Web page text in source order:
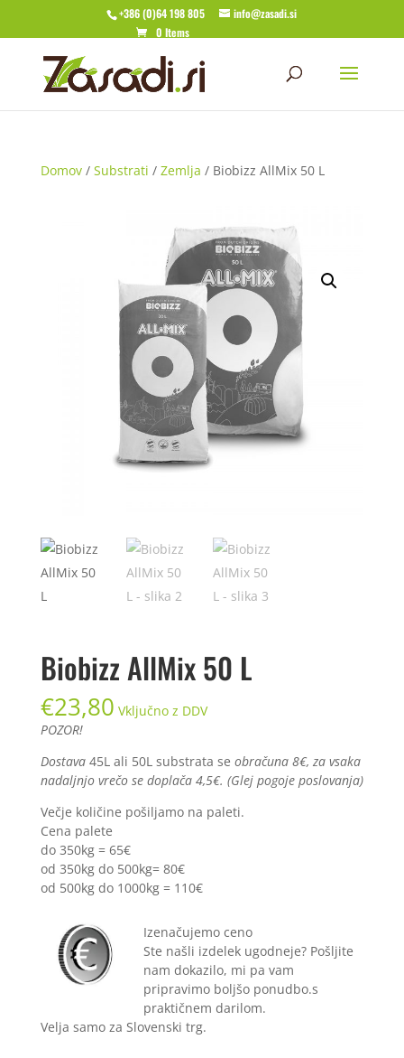
+386 (0)64 198 805
info@zasadi.si
0 Items
Domov/ Substrati / Zemlja / Biobizz AllMix 50 L
Biobizz AllMix 50 L
€23,80 Vključno z DDV
POZOR!
Dostava45L ali 50L substrata se obračuna 8€, za vsaka
nadaljnjo vrečo se doplača 4,5€. (Glej pogoje poslovanja)
Večje količine pošiljamo na paleti.
Cena palete
do 350kg = 65€
od 350kg do 500kg= 80€
od 500kg do 1000kg = 110€
Izenačujemo ceno
Ste našli izdelek ugodneje? Pošljite
nam dokazilo, mi pa vam
pripravimo boljšo ponudbo.s
praktičnem darilom.
Velja samo za Slovenski trg.